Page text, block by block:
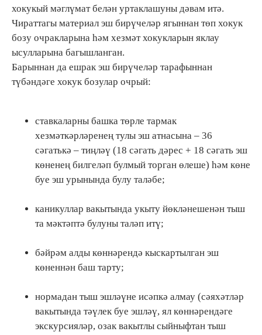
хокукый мәглүмат белән уртаклашуны дәвам итә.
Чираттагы материал эш бирүчеләр ягыннан төп хокук
бозу очракларына һәм хезмәт хокукларын яклау
ысулларына багышланган.
Барыннан да ешрак эш бирүчеләр тарафыннан
түбәндәге хокук бозулар очрый:
ставкаларны башка төрле тармак
хезмәткәрләренең тулы эш атнасына – 36
сәгатькә – тиңләү (18 сәгать дәрес + 18 сәгать эш
көненең билгеләп булмый торган өлеше) һәм көне
буе эш урынында булу таләбе;
каникуллар вакытында укыту йөкләнешенән тыш
та мәктәптә булуны таләп итү;
бәйрәм алды көннәрендә кыскартылган эш
көненнән баш тарту;
нормадан тыш эшләүне исәпкә алмау (сәяхәтләр
вакытында тәүлек буе эшләү, ял көннәрендәге
экскурсияләр, озак вакытлы сыйныфтан тыш